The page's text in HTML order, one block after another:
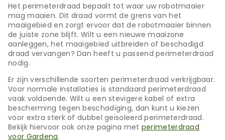
Het perimeterdraad bepaalt tot waar uw robotmaaier
mag maaien. Dit draad vormt de grens van het
maaigebied en zorgt ervoor dat de robotmaaier binnen
de juiste zone blijft. Wilt u een nieuwe maaizone
aanleggen, het maaigebied uitbreiden of beschadigd
draad vervangen? Dan heeft u passend perimeterdraad
nodig.
Er zijn verschillende soorten perimeterdraad verkrijgbaar.
Voor normale installaties is standaard perimeterdraad
vaak voldoende. Wilt u een stevigere kabel of extra
bescherming tegen beschadiging, dan kunt u kiezen
voor extra sterk of dubbel geïsoleerd perimeterdraad.
Bekijk hiervoor ook onze pagina met perimeterdraad
voor Gardena.